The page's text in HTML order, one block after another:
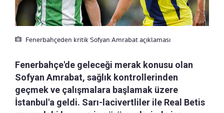
Fenerbahçeden kritik Sofyan Amrabat açıklaması
Fenerbahçe'de geleceği merak konusu olan
Sofyan Amrabat, sağlık kontrollerinden
geçmek ve çalışmalara başlamak üzere
İstanbul'a geldi. Sarı-lacivertliler ile Real Betis